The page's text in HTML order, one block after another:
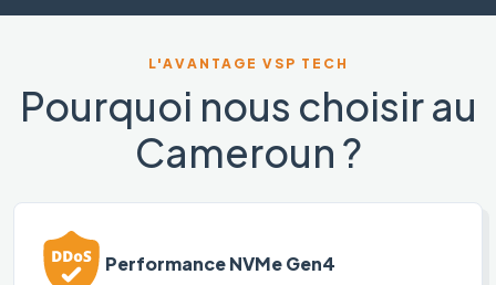
L'AVANTAGE VSP TECH
Pourquoi nous choisir au
Cameroun ?
Performance NVMe Gen4